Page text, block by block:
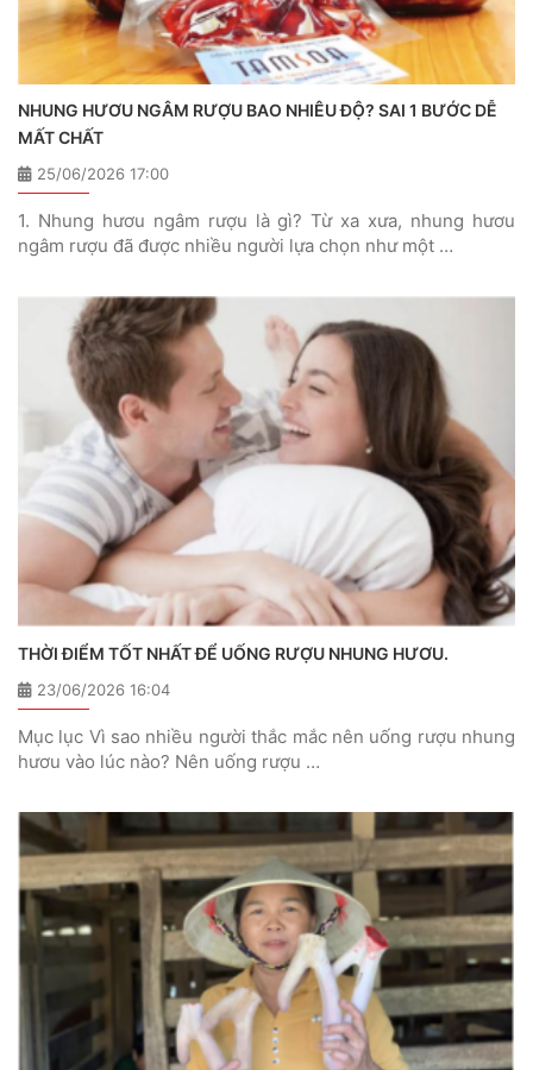
NHUNG HƯƠU NGÂM RƯỢU BAO NHIÊU ĐỘ? SAI 1 BƯỚC DỄ
MẤT CHẤT
25/06/2026 17:00
1. Nhung hươu ngâm rượu là gì? Từ xa xưa, nhung hươu
ngâm rượu đã được nhiều người lựa chọn như một …
THỜI ĐIỂM TỐT NHẤT ĐỂ UỐNG RƯỢU NHUNG HƯƠU.
23/06/2026 16:04
Mục lục Vì sao nhiều người thắc mắc nên uống rượu nhung
hươu vào lúc nào? Nên uống rượu …